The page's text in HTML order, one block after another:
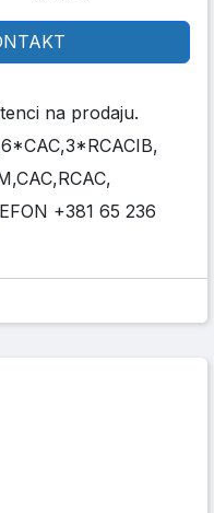
na prodaju.
+381 65 236